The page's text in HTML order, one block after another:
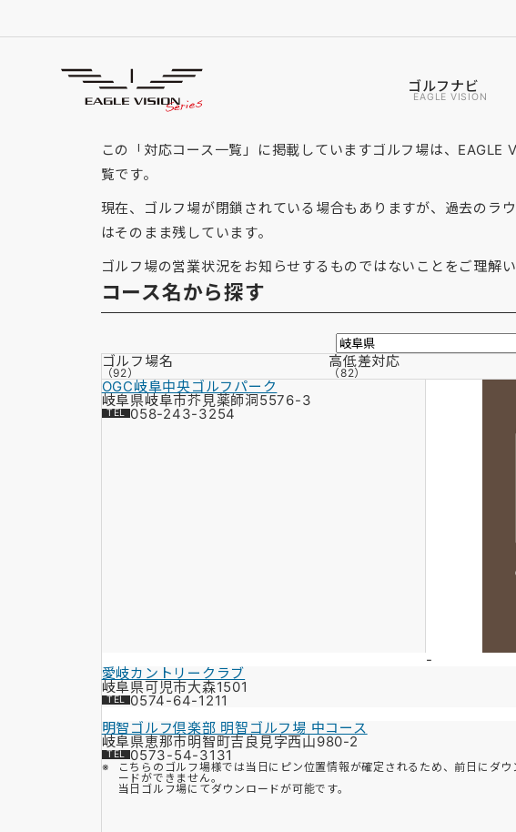
ゴルフナビ
EAGLE VISION
「岐阜県」の対応コース
GOLF COURSE
この「対応コース一覧」に掲載していますゴルフ場は、EAGLE
覧です。
現在、ゴルフ場が閉鎖されている場合もありますが、過去のラ
はそのまま残しています。
ゴルフ場の営業状況をお知らせするものではないことをご理解
コース名から探す
ゴルフ場名
（92）
高低差対応
（82）
OGC岐阜中央ゴルフパーク
岐阜県岐阜市芥見薬師洞5576-3
058-243-3254
-
愛岐カントリークラブ
岐阜県可児市大森1501
0574-64-1211
明智ゴルフ倶楽部 明智ゴルフ場 中コース
岐阜県恵那市明智町吉良見字西山980-2
0573-54-3131
こちらのゴルフ場様では当日にピン位置情報が確定されるため、前日にダウ
ードができません。
当日ゴルフ場にてダウンロードが可能です。